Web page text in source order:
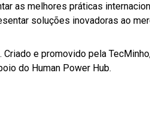
as melhores práticas
soluções inovadoras ao
. Criado e promovido pela
do Human Power Hub.